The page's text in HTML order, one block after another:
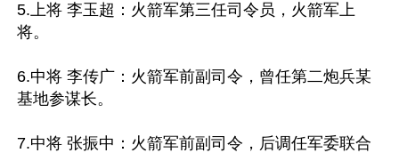
5.上将 李玉超：火箭军第三任司令员，火箭军上
将。
6.中将 李传广：火箭军前副司令，曾任第二炮兵某
基地参谋长。
7.中将 张振中：火箭军前副司令，后调任军委联合